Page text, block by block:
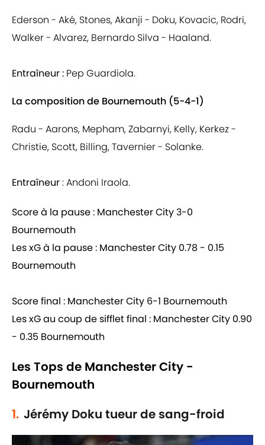
Ederson - Aké, Stones, Akanji - Doku, Kovacic, Rodri,
Walker - Alvarez, Bernardo Silva - Haaland.
Entraîneur : Pep Guardiola.
La composition de Bournemouth (5-4-1)
Radu - Aarons, Mepham, Zabarnyi, Kelly, Kerkez -
Christie, Scott, Billing, Tavernier - Solanke.
Entraîneur: Andoni Iraola.
Score à la pause : Manchester City 3-0
Bournemouth
Les xG à la pause : Manchester City 0.78 - 0.15
Bournemouth
Score final : Manchester City 6-1 Bournemouth
Les xG au coup de sifflet final : Manchester City 0.90
- 0.35 Bournemouth
Les Tops de Manchester City -
Bournemouth
1. Jérémy Doku tueur de sang-froid